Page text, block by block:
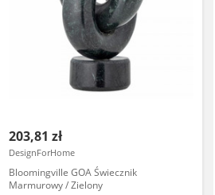
203,81 zł
DesignForHome
Bloomingville GOA Świecznik
Marmurowy / Zielony